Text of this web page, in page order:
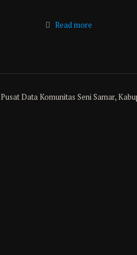
Read more
Pusat Data Komunitas Seni Samar,